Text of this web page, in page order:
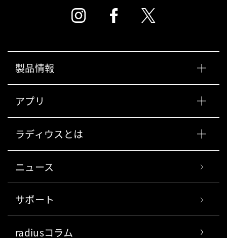
製品情報
アプリ
ラディウスとは
ニュース
サポート
radiusコラム